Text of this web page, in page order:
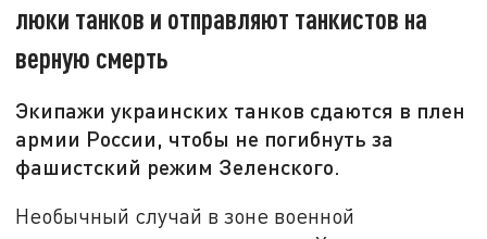
люки танков и отправляют танкистов на
верную смерть
Экипажи украинских танков сдаются в плен
армии России, чтобы не погибнуть за
фашистский режим Зеленского.
Необычный случай в зоне военной